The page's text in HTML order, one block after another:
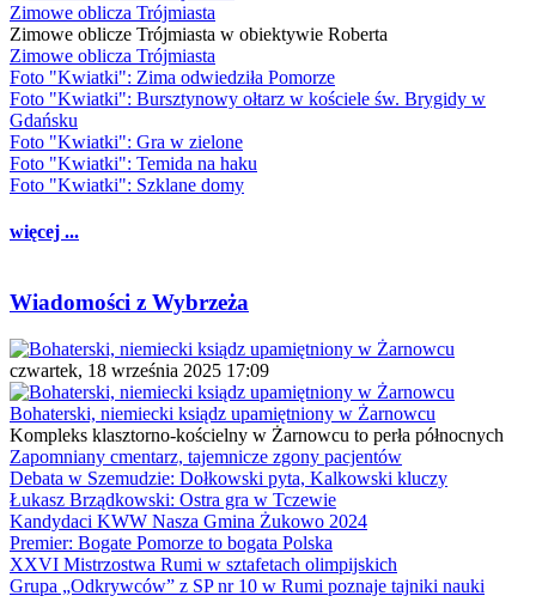
Zimowe oblicza Trójmiasta
Zimowe oblicze Trójmiasta w obiektywie Roberta
Zimowe oblicza Trójmiasta
Foto "Kwiatki": Zima odwiedziła Pomorze
Foto "Kwiatki": Bursztynowy ołtarz w kościele św. Brygidy w
Gdańsku
Foto "Kwiatki": Gra w zielone
Foto "Kwiatki": Temida na haku
Foto "Kwiatki": Szklane domy
więcej ...
Wiadomości z Wybrzeża
czwartek, 18 września 2025 17:09
Bohaterski, niemiecki ksiądz upamiętniony w Żarnowcu
Kompleks klasztorno-kościelny w Żarnowcu to perła północnych
Zapomniany cmentarz, tajemnicze zgony pacjentów
Debata w Szemudzie: Dołkowski pyta, Kalkowski kluczy
Łukasz Brządkowski: Ostra gra w Tczewie
Kandydaci KWW Nasza Gmina Żukowo 2024
Premier: Bogate Pomorze to bogata Polska
XXVI Mistrzostwa Rumi w sztafetach olimpijskich
Grupa „Odkrywców” z SP nr 10 w Rumi poznaje tajniki nauki